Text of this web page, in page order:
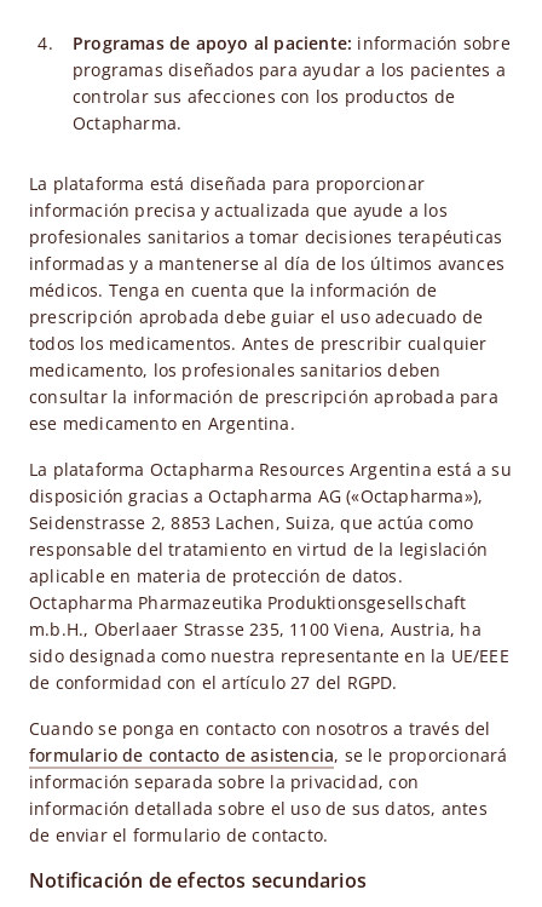
Programas de apoyo al paciente: información sobre
programas diseñados para ayudar a los pacientes a
controlar sus afecciones con los productos de
Octapharma.
La plataforma está diseñada para proporcionar
información precisa y actualizada que ayude a los
profesionales sanitarios a tomar decisiones terapéuticas
informadas y a mantenerse al día de los últimos avances
médicos. Tenga en cuenta que la información de
prescripción aprobada debe guiar el uso adecuado de
todos los medicamentos. Antes de prescribir cualquier
medicamento, los profesionales sanitarios deben
consultar la información de prescripción aprobada para
ese medicamento en Argentina.
La plataforma Octapharma Resources Argentina está a su
disposición gracias a Octapharma AG («Octapharma»),
Seidenstrasse 2, 8853 Lachen, Suiza, que actúa como
responsable del tratamiento en virtud de la legislación
aplicable en materia de protección de datos.
Octapharma Pharmazeutika Produktionsgesellschaft
m.b.H., Oberlaaer Strasse 235, 1100 Viena, Austria, ha
sido designada como nuestra representante en la UE/EEE
de conformidad con el artículo 27 del RGPD.
Cuando se ponga en contacto con nosotros a través del
formulario de contacto de asistencia, se le proporcionará
información separada sobre la privacidad, con
información detallada sobre el uso de sus datos, antes
de enviar el formulario de contacto.
Notificación de efectos secundarios